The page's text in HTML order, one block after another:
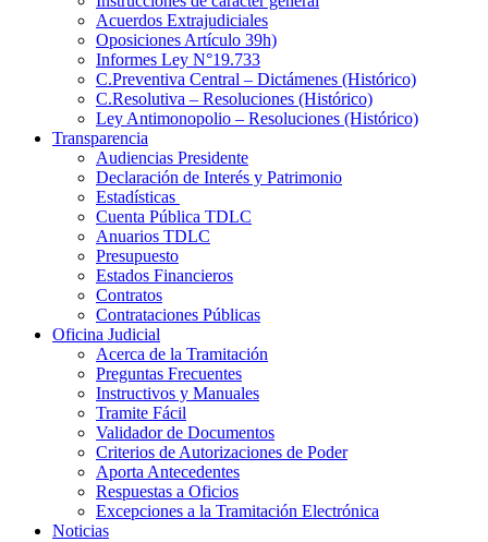
Acuerdos Extrajudiciales
Oposiciones Artículo 39h)
Informes Ley N°19.733
C.Preventiva Central – Dictámenes (Histórico)
C.Resolutiva – Resoluciones (Histórico)
Ley Antimonopolio – Resoluciones (Histórico)
Transparencia
Audiencias Presidente
Declaración de Interés y Patrimonio
Estadísticas
Cuenta Pública TDLC
Anuarios TDLC
Presupuesto
Estados Financieros
Contratos
Contrataciones Públicas
Oficina Judicial
Acerca de la Tramitación
Preguntas Frecuentes
Instructivos y Manuales
Tramite Fácil
Validador de Documentos
Criterios de Autorizaciones de Poder
Aporta Antecedentes
Respuestas a Oficios
Excepciones a la Tramitación Electrónica
Noticias